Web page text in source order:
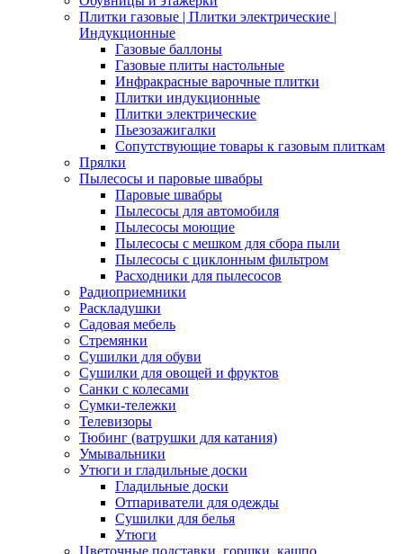
Плитки газовые | Плитки электрические |
Индукционные
Газовые баллоны
Газовые плиты настольные
Инфракрасные варочные плитки
Плитки индукционные
Плитки электрические
Пьезозажигалки
Сопутствующие товары к газовым плиткам
Прялки
Пылесосы и паровые швабры
Паровые швабры
Пылесосы для автомобиля
Пылесосы моющие
Пылесосы с мешком для сбора пыли
Пылесосы с циклонным фильтром
Расходники для пылесосов
Радиоприемники
Раскладушки
Садовая мебель
Стремянки
Сушилки для обуви
Сушилки для овощей и фруктов
Санки с колесами
Сумки-тележки
Телевизоры
Тюбинг (ватрушки для катания)
Умывальники
Утюги и гладильные доски
Гладильные доски
Отпариватели для одежды
Сушилки для белья
Утюги
Цветочные подставки, горшки, кашпо